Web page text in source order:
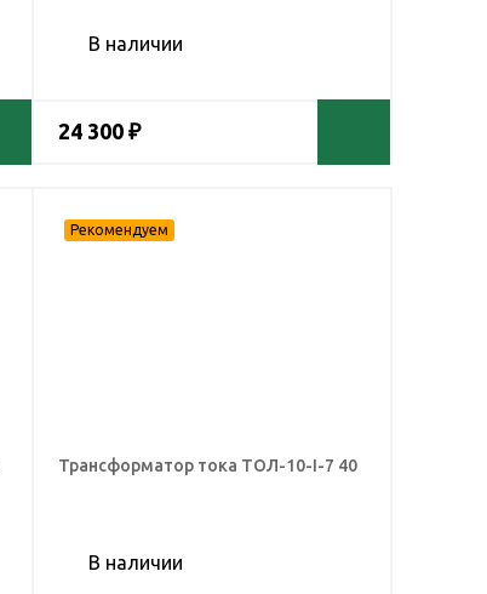
В наличии
24 300 ₽
Трансформатор тока ТОЛ-10-I-7 40
В наличии